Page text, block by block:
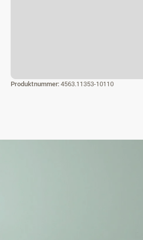
Produktnummer:4563.11353-10110